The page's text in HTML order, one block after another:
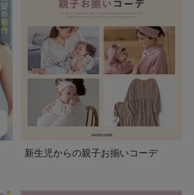
新生児からの親子お揃いコーデ